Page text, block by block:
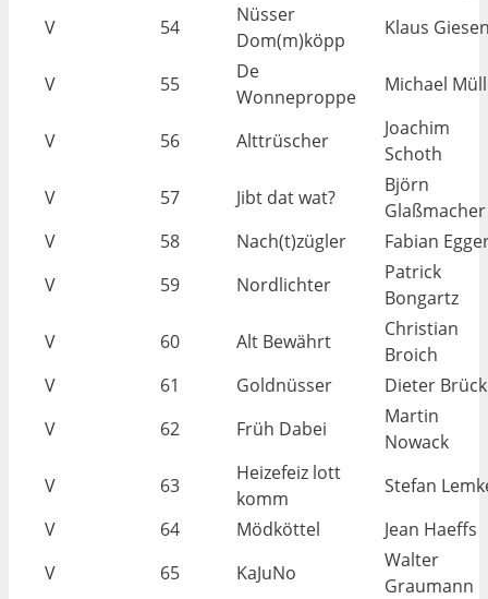
V
54
Nüsser
Dom(m)köpp
Klaus
V 55
De
Wonneproppe
Michael
V 56 Alttrüscher
Joachim
Schoth
V
57 Jibt dat wat?
Björn
Glaßmacher
V
58 Nach(t)zügler
Fabian
V
59 Nordlichter
Patrick
Bongartz
V
60 Alt Bewährt
Christian
Broich
V
61 Goldnüsser
Dieter Brück
V
62 Früh Dabei
Martin
Nowack
V
63
Heizefeiz lott
komm
Stefan
V
64 Mödköttel
Jean Haeffs
V
65 KaJuNo
Walter
Graumann